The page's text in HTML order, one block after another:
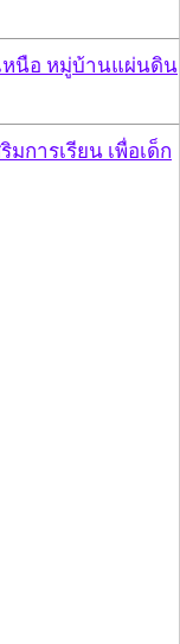
หนือ หมู่บ้านแผ่นดิน
การเรียน เพื่อเด็ก